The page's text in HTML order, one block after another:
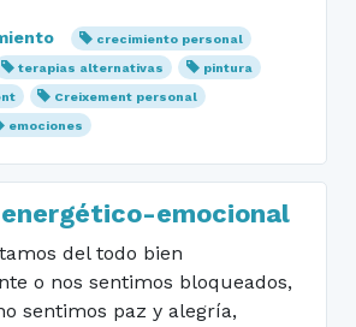
crecimiento personal
terapias alternativas
pintura
Creixement personal
emociones
emocional
del todo bien
o nos sentimos bloqueados,
sentimos paz y alegría,